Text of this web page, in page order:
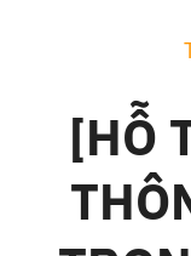
Chia Sẻ
[HỖ